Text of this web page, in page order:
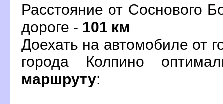
Расстояние от Соснового
дороге - 101 км
Доехать на автомобиле от
орода Колпино
маршруту: